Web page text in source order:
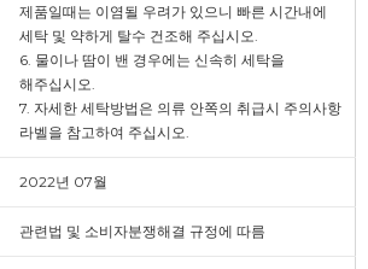
제품일때는 이염될 우려가 있으니 빠른 시간내에
세탁 및 약하게 탈수 건조해 주십시오.
6. 물이나 땀이 밴 경우에는 신속히 세탁을
해주십시오.
7. 자세한 세탁방법은 의류 안쪽의 취급시 주의사항
라벨을 참고하여 주십시오.
2022년 07월
관련법 및 소비자분쟁해결 규정에 따름